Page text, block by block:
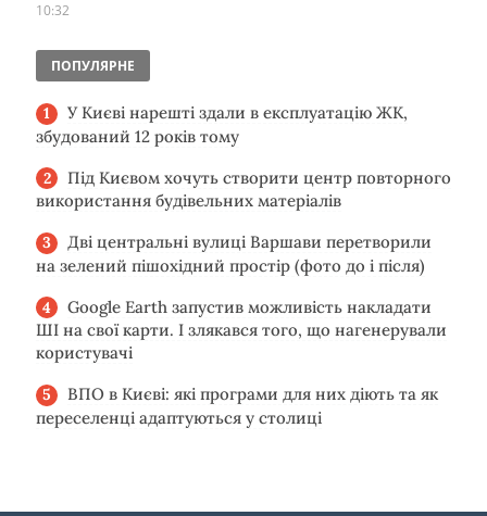
10:32
ПОПУЛЯРНЕ
У Києві нарешті здали в експлуатацію ЖК,
збудований 12 років тому
Під Києвом хочуть створити центр повторного
використання будівельних матеріалів
Дві центральні вулиці Варшави перетворили
на зелений пішохідний простір (фото до і після)
Google Earth запустив можливість накладати
ШІ на свої карти. І злякався того, що нагенерували
користувачі
ВПО в Києві: які програми для них діють та як
переселенці адаптуються у столиці